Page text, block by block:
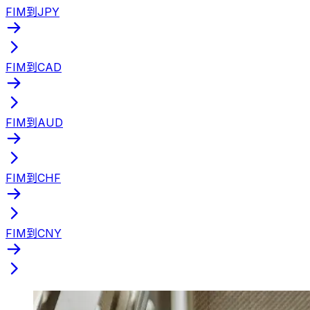
FIM到JPY
FIM到CAD
FIM到AUD
FIM到CHF
FIM到CNY